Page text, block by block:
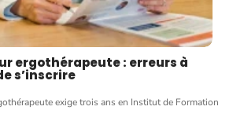
ergothérapeute : erreurs à
s’inscrire
exige trois ans en Institut de Formation